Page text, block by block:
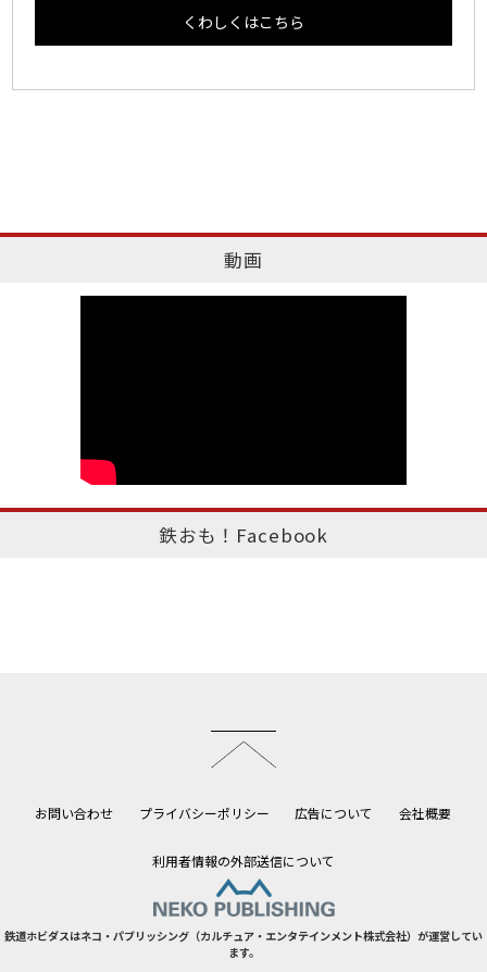
くわしくはこちら
動画
鉄おも！Facebook
お問い合わせ プライバシーポリシー 広告について 会社概要
利用者情報の外部送信について
鉄道ホビダスはネコ・パブリッシング（カルチュア・エンタテインメント株式会社）が運営してい
ます。